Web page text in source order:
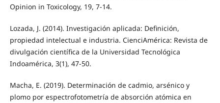
Opinion in Toxicology, 19, 7-14.
Lozada, J. (2014). Investigación aplicada: Definición,
propiedad intelectual e industria. CienciAmérica: Revista de
divulgación científica de la Universidad Tecnológica
Indoamérica, 3(1), 47-50.
Macha, E. (2019). Determinación de cadmio, arsénico y
plomo por espectrofotometría de absorción atómica en